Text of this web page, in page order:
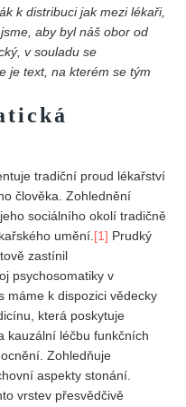
2024
2023
2020
2020
2019
2019
k distribuci jak mezi lékaři,
aby byl náš obor od
v souladu se
je text, na kterém se tým
tradiční proud lékařství
člověka. Zohlednění
sociálního okolí tradičně
umění. [1] Prudký
zastínil
psychosomatiky v
máme k dispozici vědecky
která poskytuje
kauzální léčbu funkčních
Zohledňuje
aspekty stonání.
vrstev přesvědčivě